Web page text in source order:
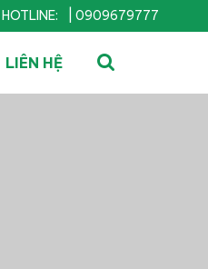
HOTLINE: | 0909679777
LIÊN HỆ